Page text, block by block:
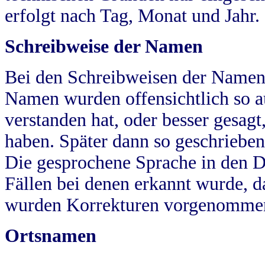
erfolgt nach Tag, Monat und Jahr.
Schreibweise der Namen
Bei den Schreibweisen der
Namen wurden offensichtlich so
verstanden hat, oder besser
haben. Später dann so
Die gesprochene Sprache in
Fällen bei denen erkannt wurde,
wurden Korrekturen
Ortsnamen